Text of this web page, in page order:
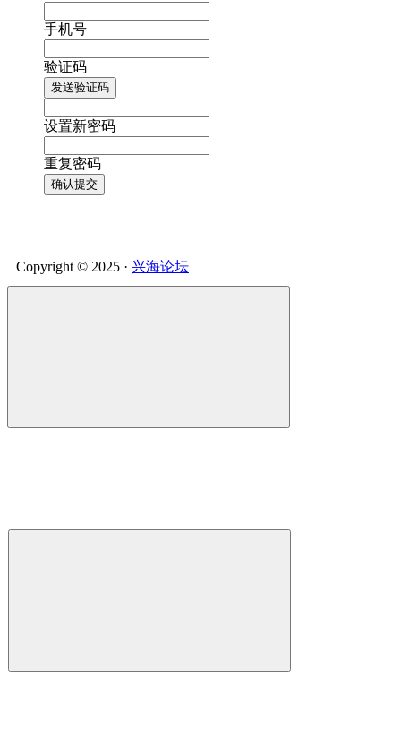
手机号
验证码
发送验证码
设置新密码
重复密码
确认提交
Copyright © 2025 · 兴海论坛